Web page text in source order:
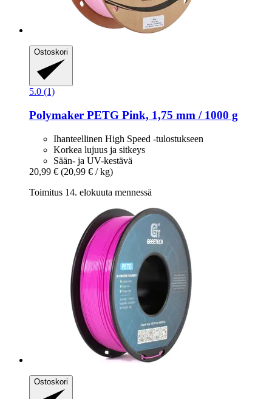
Ostoskori
5.0 (1)
Polymaker PETG Pink, 1,75 mm / 1000 g
Ihanteellinen High Speed -tulostukseen
Korkea lujuus ja sitkeys
Sään- ja UV-kestävä
20,99 € (20,99 € / kg)
Toimitus 14. elokuuta mennessä
Ostoskori